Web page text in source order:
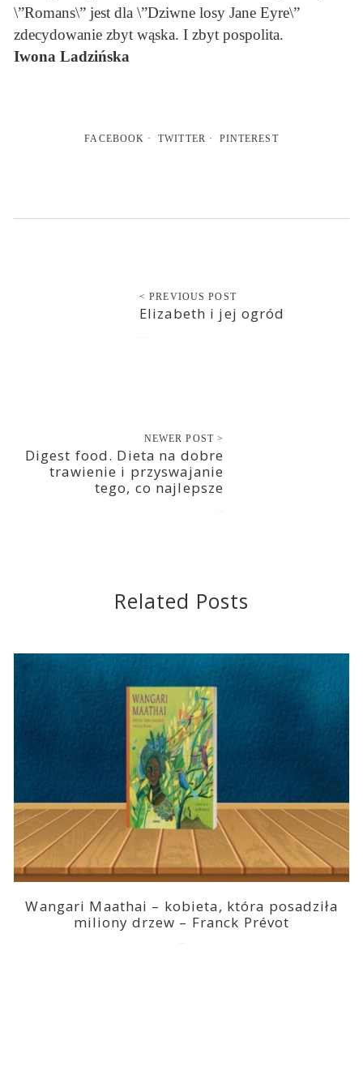
\”Romans\” jest dla \”Dziwne losy Jane Eyre\”
zdecydowanie zbyt wąska. I zbyt pospolita.
Iwona Ladzińska
FACEBOOK TWITTER PINTEREST
< PREVIOUS POST
Elizabeth i jej ogród
NEWER POST >
Digest food. Dieta na dobre
trawienie i przyswajanie
tego, co najlepsze
Related Posts
Wangari Maathai – kobieta, która posadziła
miliony drzew – Franck Prévot